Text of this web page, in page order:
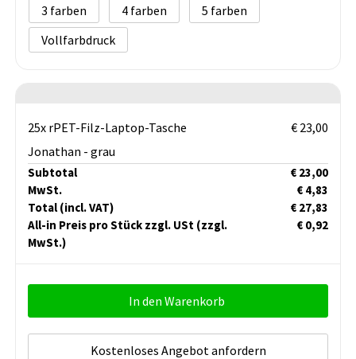
3
4
5
Vollfarbdruck
25x rPET-Filz-Laptop-Tasche
Jonathan - grau
€ 23,00
Subtotal
€ 23,00
MwSt.
€ 4,83
Total (incl. VAT)
€ 27,83
All-in Preis pro Stück zzgl. USt (zzgl.
MwSt.)
€ 0,92
In den Warenkorb
Kostenloses Angebot anfordern